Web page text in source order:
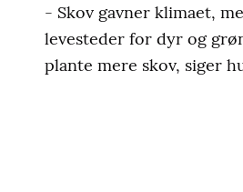
- Skov gavner klimaet,
levesteder for dyr og
plante mere skov, siger